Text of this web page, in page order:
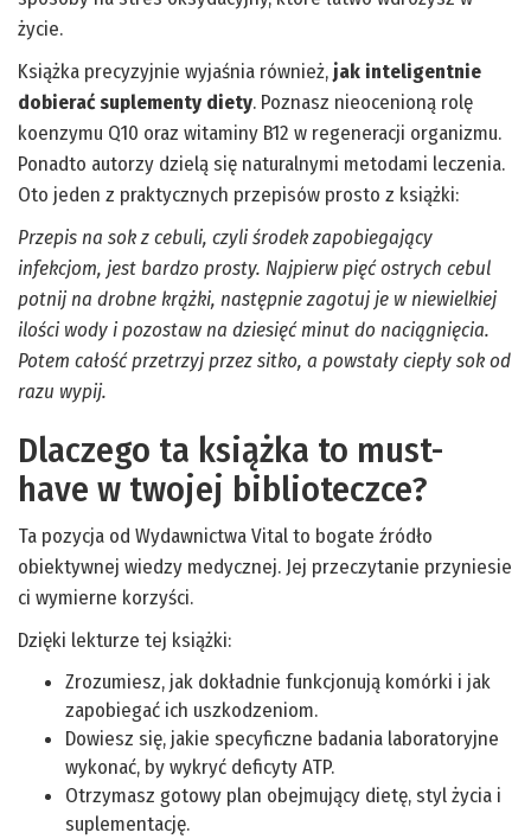
życie.
Książka precyzyjnie wyjaśnia również,jak inteligentnie
dobierać suplementy diety. Poznasz nieocenioną rolę
koenzymu Q10 oraz witaminy B12 w regeneracji organizmu.
Ponadto autorzy dzielą się naturalnymi metodami leczenia.
Oto jeden z praktycznych przepisów prosto z książki:
Przepis na sok z cebuli, czyli środek zapobiegający
infekcjom, jest bardzo prosty. Najpierw pięć ostrych cebul
potnij na drobne krążki, następnie zagotuj je w niewielkiej
ilości wody i pozostaw na dziesięć minut do naciągnięcia.
Potem całość przetrzyj przez sitko, a powstały ciepły sok od
razu wypij.
Dlaczego ta książka to must-
have w twojej biblioteczce?
Ta pozycja od Wydawnictwa Vital to bogate źródło
obiektywnej wiedzy medycznej. Jej przeczytanie przyniesie
ci wymierne korzyści.
Dzięki lekturze tej książki:
Zrozumiesz, jak dokładnie funkcjonują komórki i jak
zapobiegać ich uszkodzeniom.
Dowiesz się, jakie specyficzne badania laboratoryjne
wykonać, by wykryć deficyty ATP.
Otrzymasz gotowy plan obejmujący dietę, styl życia i
suplementację.